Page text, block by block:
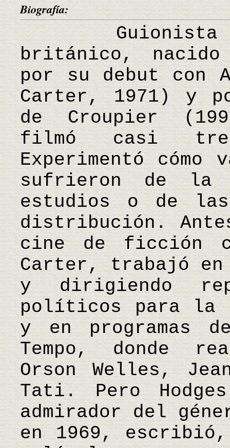
Biografía:
Guionista y
británico,
por su debut con
Carter, 1971) y
de Croupier
filmó casi tres
Experimentó
sufrieron de la
estudios o de
distribución.
cine de ficción
Carter, trabajó en
y dirigiendo
políticos para la
y en programas
Tempo, donde
Orson Welles,
Tati. Pero
admirador del
en 1969,